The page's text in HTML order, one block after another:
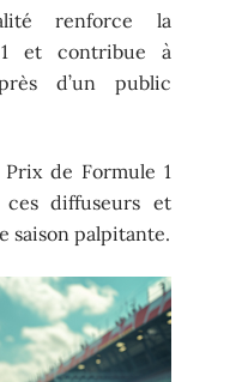
renforce la
et contribue à
d’un public
de Formule 1
ces diffuseurs et
saison palpitante.